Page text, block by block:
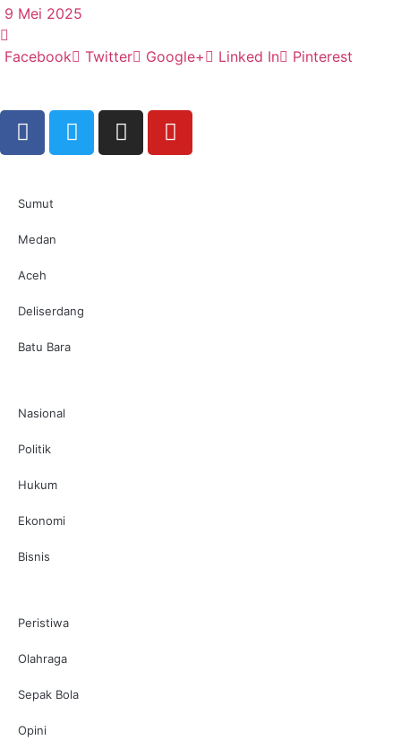
9 Mei 2025
Facebook Twitter Google+ Linked In Pinterest
Sumut
Medan
Aceh
Deliserdang
Batu Bara
Nasional
Politik
Hukum
Ekonomi
Bisnis
Peristiwa
Olahraga
Sepak Bola
Opini